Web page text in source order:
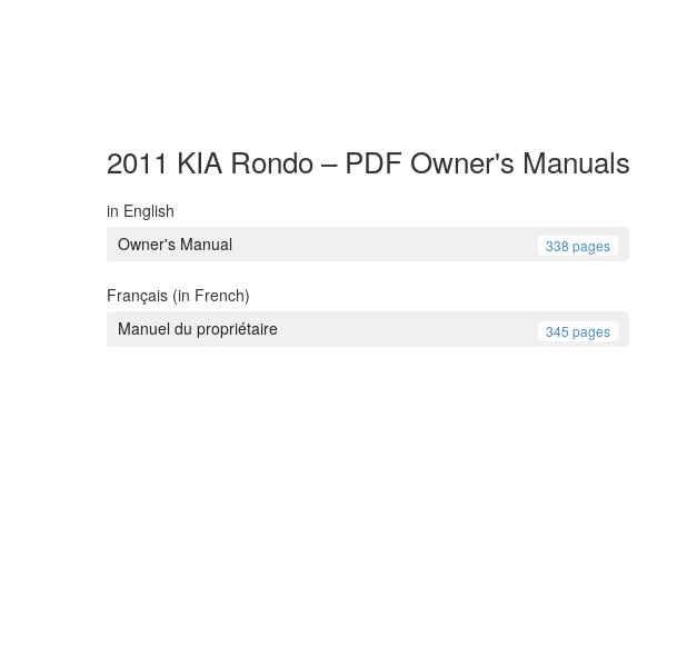
2011 KIA Rondo – PDF Owner's Manuals
in English
Owner's Manual
338 pages
Français (in French)
Manuel du propriétaire
345 pages